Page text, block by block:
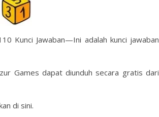
Kunci Jawaban—Ini adalah kunci jawaban
Games dapat diunduh secara gratis dari
di sini.